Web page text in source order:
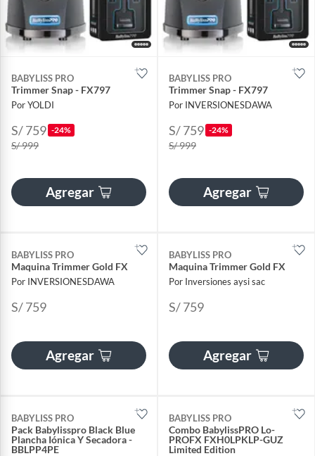
BABYLISS PRO
Trimmer Snap - FX797
Por YOLDI
S/ 759 -24%
S/ 999
Agregar
BABYLISS PRO
Trimmer Snap - FX797
Por INVERSIONESDAWA
S/ 759 -24%
S/ 999
Agregar
BABYLISS PRO
Maquina Trimmer Gold FX
Por INVERSIONESDAWA
S/ 759
Agregar
BABYLISS PRO
Maquina Trimmer Gold FX
Por Inversiones aysi sac
S/ 759
Agregar
BABYLISS PRO
Pack Babylisspro Black Blue
Plancha Iónica Y Secadora -
BBLPP4PE
BABYLISS PRO
Combo BabylissPRO Lo-
PROFX FXH0LPKLP-GUZ
Limited Edition